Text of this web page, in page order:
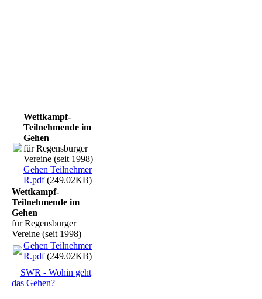
Wettkampf-
Teilnehmende im
Gehen
für Regensburger
Vereine (seit 1998)
Gehen Teilnehmer
R.pdf(249.02KB)
Wettkampf-
Teilnehmende im
Gehen
für Regensburger
Vereine (seit 1998)
Gehen Teilnehmer
R.pdf(249.02KB)
SWR - Wohin geht
das Gehen?